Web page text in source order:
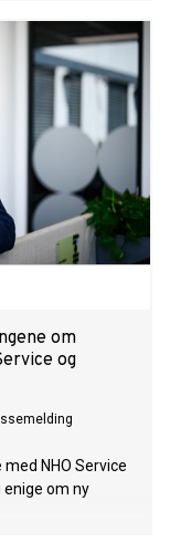
om
og
NHO Service
enige om ny